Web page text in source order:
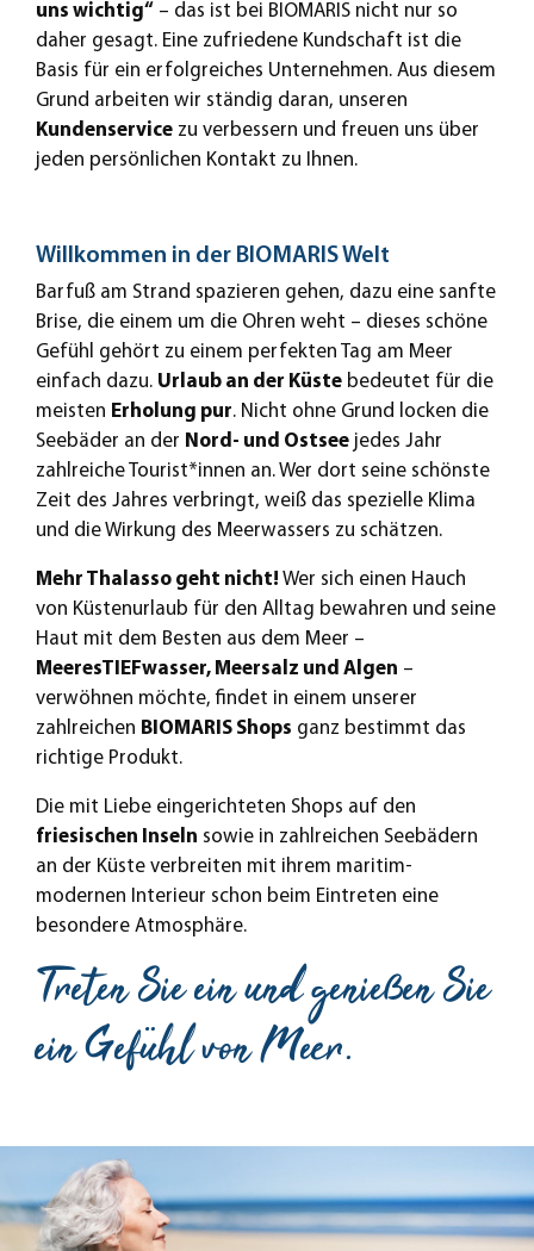
uns wichtig“ – das ist bei BIOMARIS nicht nur so
daher gesagt. Eine zufriedene Kundschaft ist die
Basis für ein erfolgreiches Unternehmen. Aus diesem
Grund arbeiten wir ständig daran, unseren
Kundenservice zu verbessern und freuen uns über
jeden persönlichen Kontakt zu Ihnen.
Willkommen in der BIOMARIS Welt
Barfuß am Strand spazieren gehen, dazu eine sanfte
Brise, die einem um die Ohren weht – dieses schöne
Gefühl gehört zu einem perfekten Tag am Meer
einfach dazu. Urlaub an der Küste bedeutet für die
meisten Erholung pur. Nicht ohne Grund locken die
Seebäder an der Nord- und Ostsee jedes Jahr
zahlreiche Tourist*innen an. Wer dort seine schönste
Zeit des Jahres verbringt, weiß das spezielle Klima
und die Wirkung des Meerwassers zu schätzen.
Mehr Thalasso geht nicht! Wer sich einen Hauch
von Küstenurlaub für den Alltag bewahren und seine
Haut mit dem Besten aus dem Meer –
MeeresTIEFwasser, Meersalz und Algen –
verwöhnen möchte, findet in einem unserer
zahlreichen BIOMARIS Shops ganz bestimmt das
richtige Produkt.
Die mit Liebe eingerichteten Shops auf den
friesischen Inseln sowie in zahlreichen Seebädern
an der Küste verbreiten mit ihrem maritim-
modernen Interieur schon beim Eintreten eine
besondere Atmosphäre.
Treten Sie ein und genießen Sie
ein Gefühl von Meer.